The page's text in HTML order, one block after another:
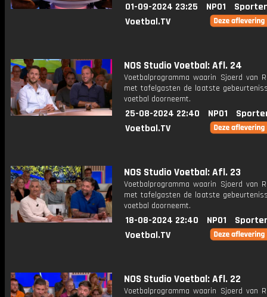
01-09-2024 23:25 NPO1
Voetbal.TV
NOS Studio Voetbal: Afl. 24
Voetbalprogramma waarin Sjoerd van
met tafelgasten de laatste
voetbal doorneemt.
25-08-2024 22:40 NPO1
Voetbal.TV
NOS Studio Voetbal: Afl. 23
Voetbalprogramma waarin Sjoerd van
met tafelgasten de laatste
voetbal doorneemt.
18-08-2024 22:40 NPO1
Voetbal.TV
NOS Studio Voetbal: Afl. 22
Voetbalprogramma waarin Sjoerd van